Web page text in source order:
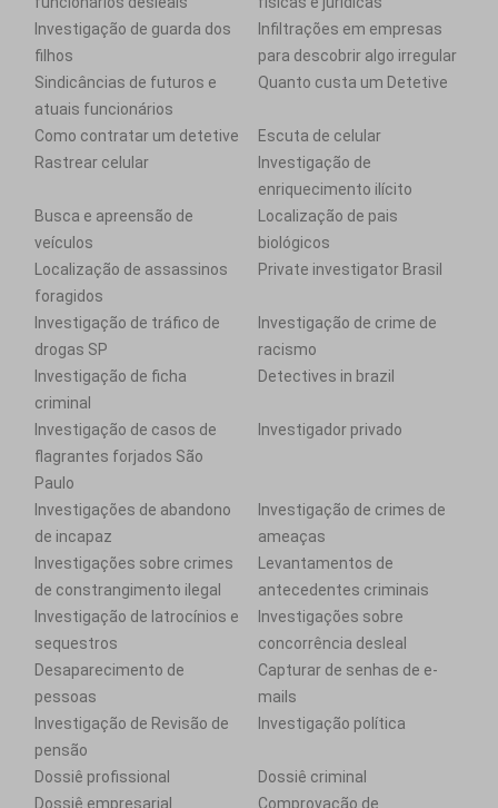
Investigação de guarda dos
filhos
Infiltrações em empresas
para descobrir algo irregular
Sindicâncias de futuros e
atuais funcionários
Quanto custa um Detetive
Como contratar um detetive
Escuta de celular
Rastrear celular
Investigação de
enriquecimento ilícito
Busca e apreensão de
veículos
Localização de pais
biológicos
Localização de assassinos
foragidos
Private investigator Brasil
Investigação de tráfico de
drogas SP
Investigação de crime de
racismo
Investigação de ficha
criminal
Detectives in brazil
Investigação de casos de
flagrantes forjados São
Paulo
Investigador privado
Investigações de abandono
de incapaz
Investigação de crimes de
ameaças
Investigações sobre crimes
de constrangimento ilegal
Levantamentos de
antecedentes criminais
Investigação de latrocínios e
sequestros
Investigações sobre
concorrência desleal
Desaparecimento de
pessoas
Capturar de senhas de e-
mails
Investigação de Revisão de
pensão
Investigação política
Dossiê profissional
Dossiê criminal
Dossiê empresarial
Comprovação de